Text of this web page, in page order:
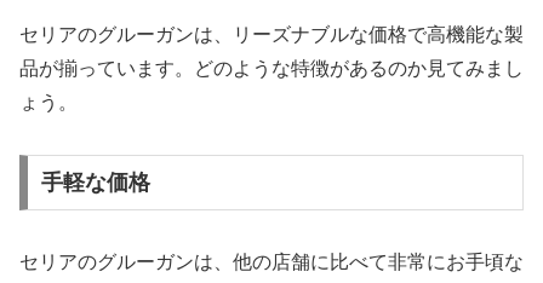
セリアのグルーガンは、リーズナブルな価格で高機能な製
品が揃っています。どのような特徴があるのか見てみまし
ょう。
手軽な価格
セリアのグルーガンは、他の店舗に比べて非常にお手頃な